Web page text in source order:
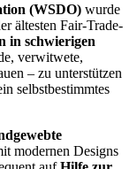
(WSDO) wurde
ältesten Fair-Trade-
in schwierigen
verwitwete,
– zu unterstützen
selbstbestimmtes
modernen Designs